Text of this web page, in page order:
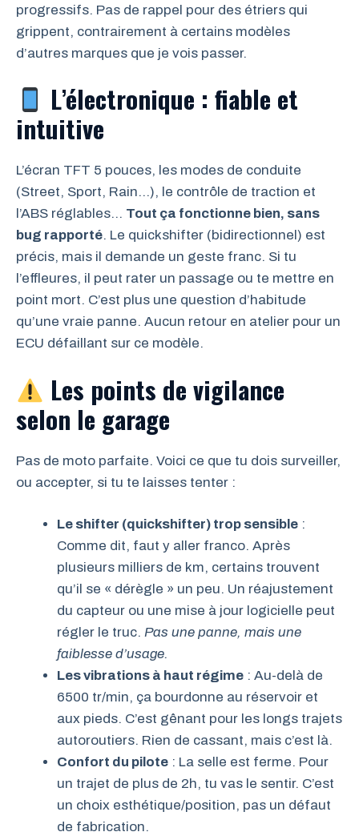
progressifs. Pas de rappel pour des étriers qui
grippent, contrairement à certains modèles
d’autres marques que je vois passer.
L’électronique : fiable et
intuitive
L’écran TFT 5 pouces, les modes de conduite
(Street, Sport, Rain…), le contrôle de traction et
l’ABS réglables… Tout ça fonctionne bien, sans
bug rapporté. Le quickshifter (bidirectionnel) est
précis, mais il demande un geste franc. Si tu
l’effleures, il peut rater un passage ou te mettre en
point mort. C’est plus une question d’habitude
qu’une vraie panne. Aucun retour en atelier pour un
ECU défaillant sur ce modèle.
Les points de vigilance
selon le garage
Pas de moto parfaite. Voici ce que tu dois surveiller,
ou accepter, si tu te laisses tenter :
Le shifter (quickshifter) trop sensible :
Comme dit, faut y aller franco. Après
plusieurs milliers de km, certains trouvent
qu’il se « dérègle » un peu. Un réajustement
du capteur ou une mise à jour logicielle peut
régler le truc. Pas une panne, mais une
faiblesse d’usage.
Les vibrations à haut régime : Au-delà de
6500 tr/min, ça bourdonne au réservoir et
aux pieds. C’est gênant pour les longs trajets
autoroutiers. Rien de cassant, mais c’est là.
Confort du pilote : La selle est ferme. Pour
un trajet de plus de 2h, tu vas le sentir. C’est
un choix esthétique/position, pas un défaut
de fabrication.